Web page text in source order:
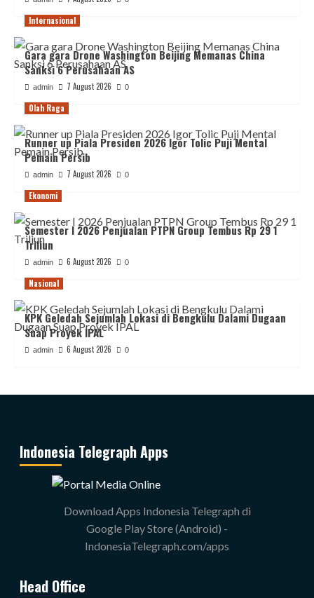
Internasional
Gara gara Drone Washington Beijing Memanas China
Sanksi 6 Perusahaan AS
admin 7 August 2026 0
Olah Raga
Runner up Piala Presiden 2026 Igor Tolic Puji Mental
Pemain Persib
admin 7 August 2026 0
Ekonomi
Semester I 2026 Penjualan PTPN Group Tembus Rp 29 1
Triliun
admin 6 August 2026 0
Nasional
KPK Geledah Sejumlah Lokasi di Bengkulu Dalami Dugaan
Suap Proyek IPAL
admin 6 August 2026 0
Indonesia Telegraph Apps
Download Apps Indonesia Telegraph di
Google Play Store (Android) -
IndonesiaTelegraph.com/apps
Head Office